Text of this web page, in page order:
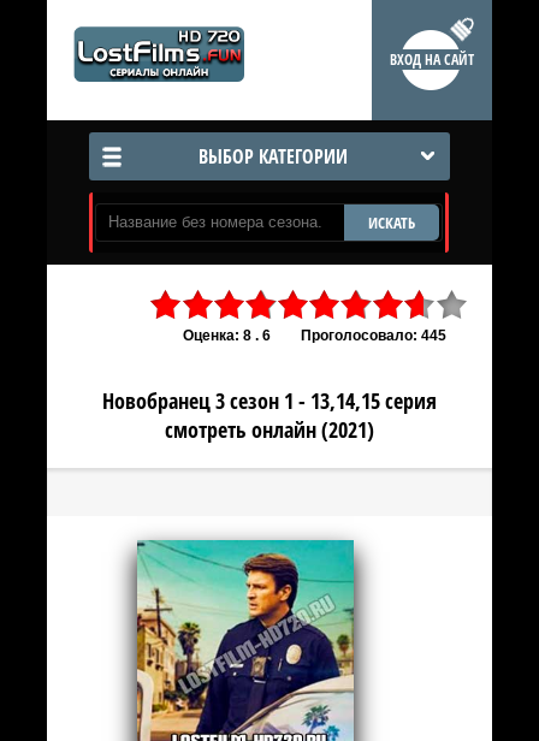
ВХОД НА САЙТ
ВЫБОР КАТЕГОРИИ
ИСКАТЬ
Оценка: 8 . 6 Проголосовало: 445
Новобранец 3 сезон 1 - 13,14,15 серия
смотреть онлайн (2021)